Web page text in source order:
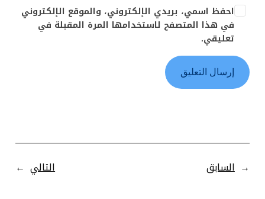
احفظ اسمي، بريدي الإلكتروني، والموقع الإلكتروني
في هذا المتصفح لاستخدامها المرة المقبلة في
تعليقي.
← السابق التالي →